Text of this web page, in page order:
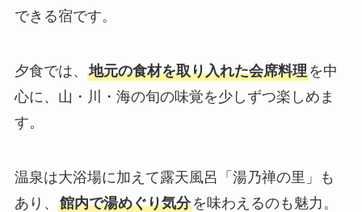
できる宿です。
夕食では、 地元の食材を取り入れた会席料理を中
心に、山・川・海の旬の味覚を少しずつ楽しめま
す。
温泉は大浴場に加えて露天風呂「湯乃禅の里」も
あり、 館内で湯めぐり気分を味わえるのも魅力。